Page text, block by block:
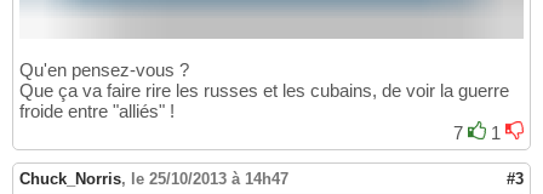
Qu'en pensez-vous ?
Que ça va faire rire les russes et les cubains, de voir la guerre
froide entre "alliés" !
7
1
Chuck_Norris, le 25/10/2013 à 14h47 #3